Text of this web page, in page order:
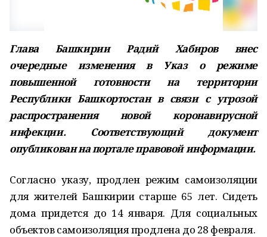
Глава Башкирии Радий Хабиров внес
очередные изменения в Указ о режиме
повышенной готовности на территории
Республики Башкортостан в связи с угрозой
распространения новой коронавирусной
инфекции. Соответствующий документ
опубликован на портале правовой информации.
Согласно указу, продлен режим самоизоляции
для жителей Башкирии старше 65 лет. Сидеть
дома придется до 14 января. Для социальных
объектов самоизоляция продлена до 28 февраля.